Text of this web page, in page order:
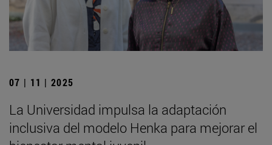
07 | 11 | 2025
La Universidad impulsa la adaptación
inclusiva del modelo Henka para mejorar el